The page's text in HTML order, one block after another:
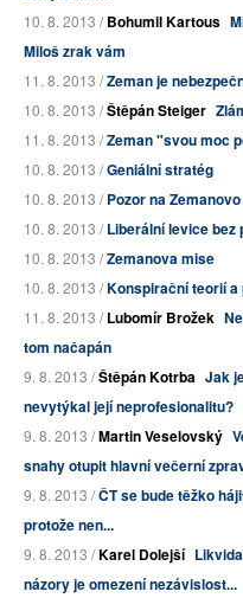
10. 8. 2013 /Bohumil Kartous
Miloš zrak vám
11. 8. 2013 /Zeman je
10. 8. 2013 /Štěpán Steiger
11. 8. 2013 /Zeman "svou moc
10. 8. 2013 /Geniální stratég
10. 8. 2013 /Pozor na
10. 8. 2013 /Liberální levice
10. 8. 2013 /Zemanova mise
10. 8. 2013 /Konspirační teorií a
11. 8. 2013 /Lubomír Brožek
tom načapán
9. 8. 2013 /Štěpán Kotrba Jak
nevytýkal její neprofesionalitu?
9. 8. 2013 /Martin Veselovský
snahy otupit hlavní večerní
9. 8. 2013 /ČT se bude těžko
protože nen...
9. 8. 2013 /Karel Dolejší
názory je omezení nezávislost...